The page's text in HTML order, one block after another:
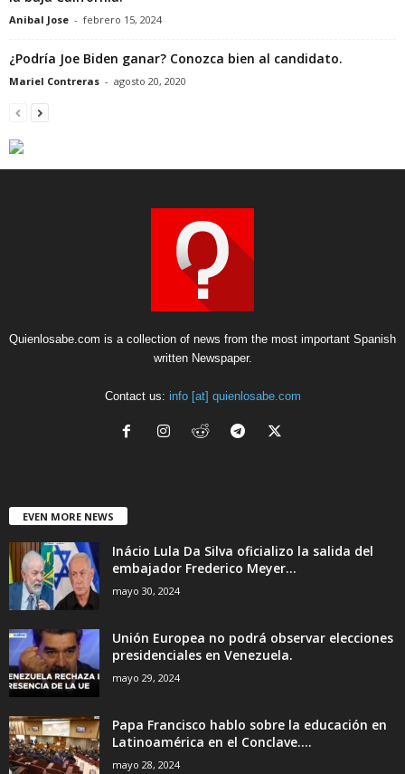
Anibal Jose - febrero 15, 2024
¿Podría Joe Biden ganar? Conozca bien al candidato.
Mariel Contreras - agosto 20, 2020
Quienlosabe.com is a collection of news from the most important Spanish
written Newspaper.
Contact us: info [at] quienlosabe.com
EVEN MORE NEWS
Inácio Lula Da Silva oficializo la salida del
embajador Frederico Meyer...
mayo 30, 2024
Unión Europea no podrá observar elecciones
presidenciales en Venezuela.
mayo 29, 2024
Papa Francisco hablo sobre la educación en
Latinoamérica en el Conclave....
mayo 28, 2024